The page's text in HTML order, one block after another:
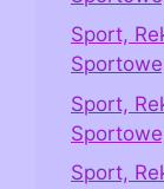
Sport,
Sport,
Sport,